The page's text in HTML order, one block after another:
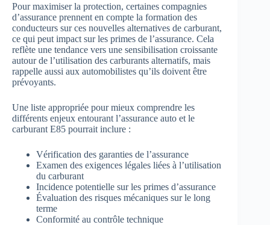
Pour maximiser la protection, certaines compagnies
d’assurance prennent en compte la formation des
conducteurs sur ces nouvelles alternatives de carburant,
ce qui peut impact sur les primes de l’assurance. Cela
reflète une tendance vers une sensibilisation croissante
autour de l’utilisation des carburants alternatifs, mais
rappelle aussi aux automobilistes qu’ils doivent être
prévoyants.
Une liste appropriée pour mieux comprendre les
différents enjeux entourant l’assurance auto et le
carburant E85 pourrait inclure :
Vérification des garanties de l’assurance
Examen des exigences légales liées à l’utilisation
du carburant
Incidence potentielle sur les primes d’assurance
Évaluation des risques mécaniques sur le long
terme
Conformité au contrôle technique